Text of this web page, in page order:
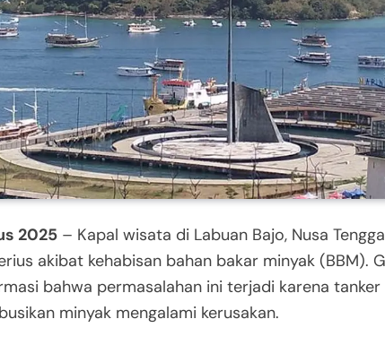
2025 – Kapal wisata di Labuan Bajo, Nusa
akibat kehabisan bahan bakar minyak (BBM).
bahwa permasalahan ini terjadi karena
minyak mengalami kerusakan.